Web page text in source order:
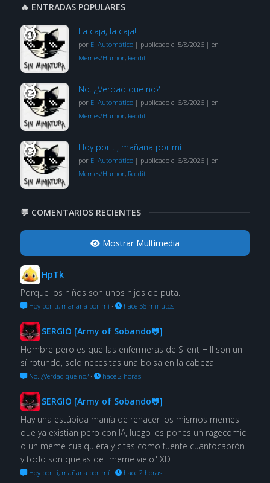
🔥 ENTRADAS POPULARES
La caja, la caja!
por El Automático| publicado el 5/8/2026| en
Memes/Humor, Reddit
No. ¿Verdad que no?
por El Automático| publicado el 6/8/2026| en
Memes/Humor, Reddit
Hoy por ti, mañana por mí
por El Automático| publicado el 6/8/2026| en
Memes/Humor, Reddit
💬 COMENTARIOS RECIENTES
Mostrar Multimedia
HpTk
Porque los niños son unos hijos de puta.
Hoy por ti, mañana por mí· hace 56 minutos
SERGIO [Army of Sobando🐸]
Hombre pero es que las enfermeras de Silent Hill son un
sí rotundo, solo necesitas una bolsa en la cabeza
No. ¿Verdad que no?· hace 2 horas
SERGIO [Army of Sobando🐸]
Hay una estúpida manía de rehacer los mismos memes
que ya existian pero con IA, luego les pones un ragecomic
o un meme cualquiera y citas como fuente cuantocabrón
y todo son quejas de "meme viejo" XD
Hoy por ti, mañana por mí· hace 2 horas